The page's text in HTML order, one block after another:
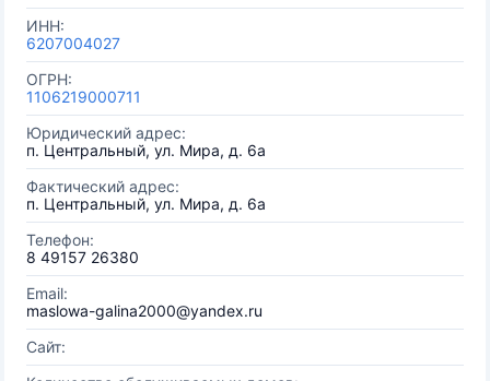
ИНН:
6207004027
ОГРН:
1106219000711
Юридический адрес:
п. Центральный, ул. Мира, д. 6а
Фактический адрес:
п. Центральный, ул. Мира, д. 6а
Телефон:
8 49157 26380
Email:
maslowa-galina2000@yandex.ru
Сайт: